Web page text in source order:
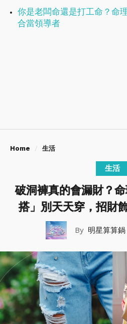
你是老闆命還是打工命？命
合當領導者
Home 生活
生活
破洞褲真的會漏財？
搭」別天天穿，招財
明星算算鍋